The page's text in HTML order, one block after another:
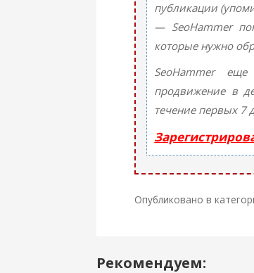
публикации
— SeoHammer
которые нужно
SeoHammer еще
продвижение в
течение первых 7
Опубликовано в
Навигация
Рекомендуем: